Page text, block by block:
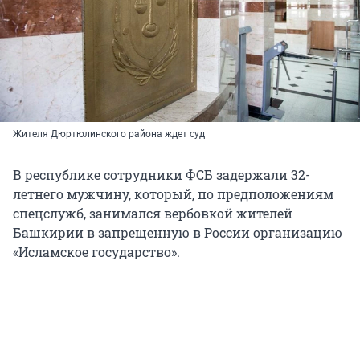
Жителя Дюртюлинского района ждет суд
В республике сотрудники ФСБ задержали 32-
летнего мужчину, который, по предположениям
спецслужб, занимался вербовкой жителей
Башкирии в запрещенную в России организацию
«Исламское государство».